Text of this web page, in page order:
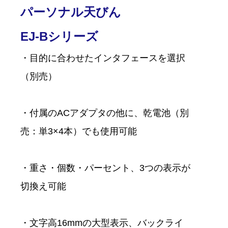
パーソナル天びん
EJ-Bシリーズ
・目的に合わせたインタフェースを選択
（別売）
・付属のACアダプタの他に、乾電池（別
売：単3×4本）でも使用可能
・重さ・個数・パーセント、3つの表示が
切換え可能
・文字高16mmの大型表示、バックライ